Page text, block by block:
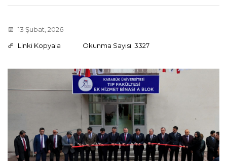
13 Şubat, 2026
Linki Kopyala
Okunma Sayısı: 3327